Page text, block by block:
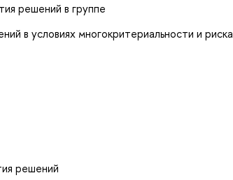
решений в группе
в условиях многокритериальности и риска
решений